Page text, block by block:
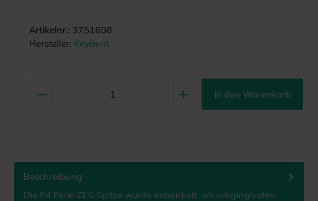
Artikelnr.: 3751608
Hersteller: Keydent
In den Warenkorb
Beschreibung
Die P4 Perio ZEG Spitze wurde entwickelt, um subgingivalen